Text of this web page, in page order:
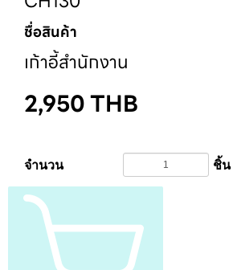
ชื่อสินค้า
เก้าอี้สำนักงาน
2,950THB
จำนวน ชิ้น